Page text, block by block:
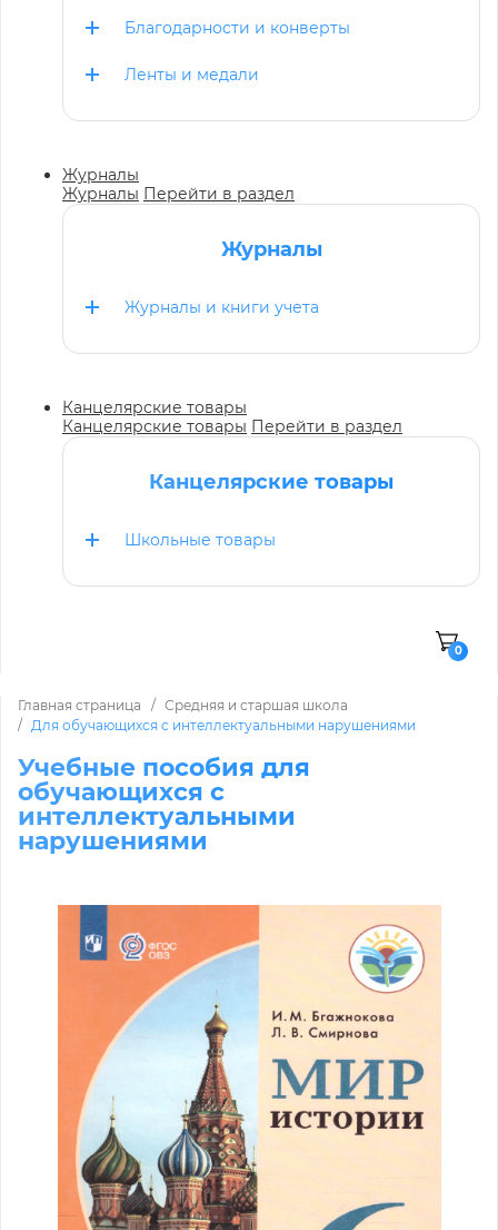
Благодарности и конверты
Ленты и медали
Журналы
Журналы Перейти в раздел
Журналы
Журналы и книги учета
Канцелярские товары
Канцелярские товары Перейти в раздел
Канцелярские товары
Школьные товары
0
Главная страница
Средняя и старшая школа
Для обучающихся с интеллектуальными нарушениями
Учебные пособия для
обучающихся с
интеллектуальными
нарушениями